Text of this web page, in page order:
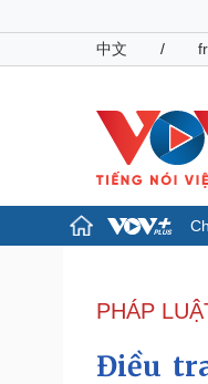
中文
/
Đảng
Tổ chức nhân
Quốc hội
Nhận diện sự
PHÁP
Điều